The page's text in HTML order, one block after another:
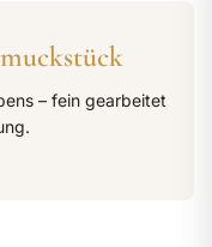
– fein gearbeitet